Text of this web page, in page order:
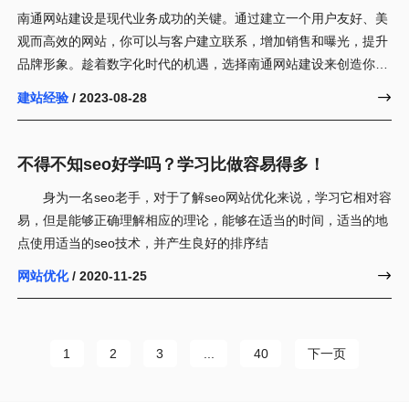
南通网站建设是现代业务成功的关键。通过建立一个用户友好、美
观而高效的网站，你可以与客户建立联系，增加销售和曝光，提升
品牌形象。趁着数字化时代的机遇，选择南通网站建设来创造你的
线上品牌。
建站经验/ 2023-08-28 
不得不知seo好学吗？学习比做容易得多！
身为一名seo老手，对于了解seo网站优化来说，学习它相对容
易，但是能够正确理解相应的理论，能够在适当的时间，适当的地
点使用适当的seo技术，并产生良好的排序结
网站优化/ 2020-11-25 
1 2 3 ... 40 下一页